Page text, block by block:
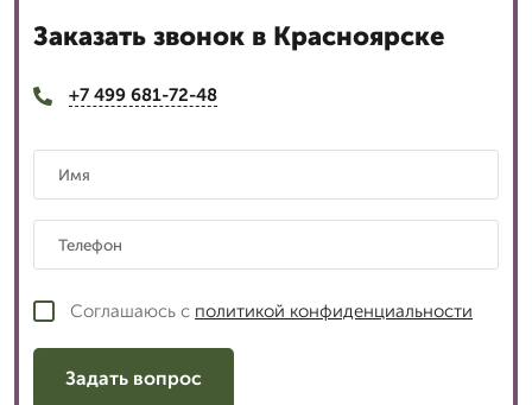
Заказать звонок в Красноярске
+7 499 681-72-48
Соглашаюсь с политикой конфиденциальности
Задать вопрос